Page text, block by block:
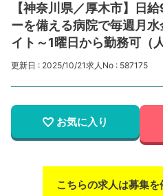
【神奈川県／厚木市】日
ーを備える病院で毎週月
イト～1曜日から勤務可（
更新日 : 2025/10/21求人No : 587175
お気に入り
こちらの求人は募集を